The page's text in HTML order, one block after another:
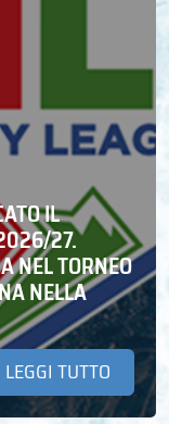
IL
27.
NEL TORNEO
NELLA
LEGGI TUTTO